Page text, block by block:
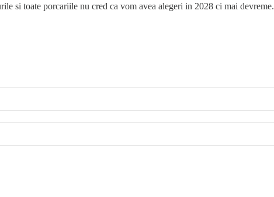
si toate porcariile nu cred ca vom avea alegeri in 2028 ci mai devreme.